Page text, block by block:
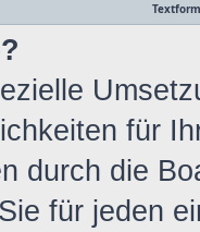
für
durch die
für jeden